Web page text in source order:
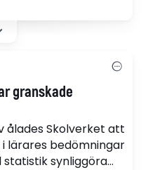
granskade
ålades Skolverket att
lärares bedömningar
synliggöra